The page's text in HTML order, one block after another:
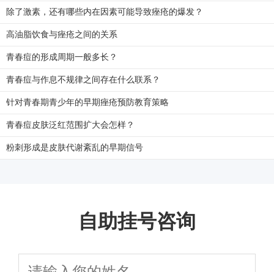
除了激素，还有哪些内在因素可能导致痤疮的爆发？
高油脂饮食与痤疮之间的关系
青春痘的形成周期一般多长？
青春痘与作息不规律之间存在什么联系？
针对青春期青少年的早期痤疮预防教育策略
青春痘皮肤泛红范围扩大会怎样？
粉刺形成是皮肤代谢紊乱的早期信号
自助挂号咨询